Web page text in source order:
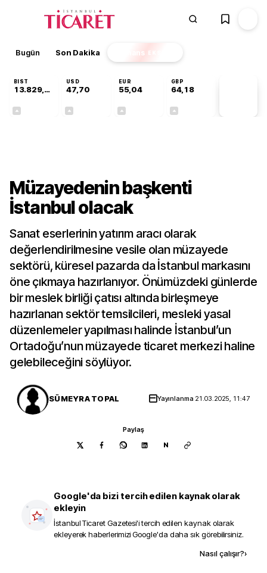
Bugün Son Dakika Finans EKSTRA
BIST
13.829,08
USD
47,70
EUR
55,04
GBP
64,18
Müzayedenin başkenti
İstanbul olacak
Sanat eserlerinin yatırım aracı olarak
değerlendirilmesine vesile olan müzayede
sektörü, küresel pazarda da İstanbul markasını
öne çıkmaya hazırlanıyor. Önümüzdeki günlerde
bir meslek birliği çatısı altında birleşmeye
hazırlanan sektör temsilcileri, mesleki yasal
düzenlemeler yapılması halinde İstanbul’un
Ortadoğu’nun müzayede ticaret merkezi haline
gelebileceğini söylüyor.
SÜMEYRA TOPAL Yayınlanma 21.03.2025, 11:47
Paylaş
N
Google'da bizi tercih edilen kaynak olarak
ekleyin
İstanbul Ticaret Gazetesi'i tercih edilen kaynak olarak
ekleyerek haberlerimizi Google'da daha sık görebilirsiniz.
Nasıl çalışır?›